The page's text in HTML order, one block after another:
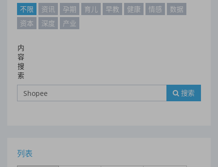
不限
资讯 孕期 育儿 早教 健康 情感
数据
资本
深度 产业
内
容
搜
索
搜索
列表